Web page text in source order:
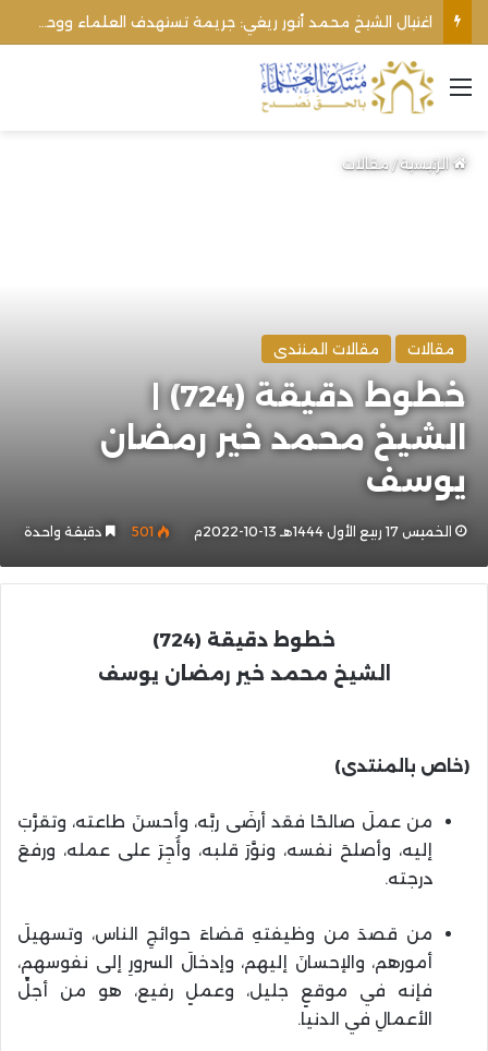
القائمة
الرئيسية/مقالات
مقالات مقالات المنتدى
خطوط دقيقة (724) |
الشيخ محمد خير رمضان
يوسف
الخميس 17 ربيع الأول 1444هـ 13-10-2022م 501 دقيقة واحدة
خطوط دقيقة (724)
الشيخ محمد خير رمضان يوسف
(خاص بالمنتدى)
من عملَ صالحًا فقد أرضَى ربَّه، وأحسنَ طاعته، وتقرَّبَ
إليه، وأصلحَ نفسه، ونوَّرَ قلبه، وأُجِرَ على عمله، ورفعَ
درجته.
من قصدَ من وظيفتهِ قضاءَ حوائجِ الناس، وتسهيلَ
أمورهم، والإحسانَ إليهم، وإدخالَ السرورِ إلى نفوسهم،
فإنه في موقعٍ جليل، وعملٍ رفيع، هو من أجلِّ
الأعمالِ في الدنيا.